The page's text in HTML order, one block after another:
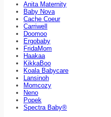
Anita Maternity
Baby Nova
Cache Coeur
Carriwell
Doomoo
Ergobaby
FridaMom
Haakaa
KikkaBoo
Koala Babycare
Lansinoh
Momcozy
Neno
Popek
Spectra Baby®